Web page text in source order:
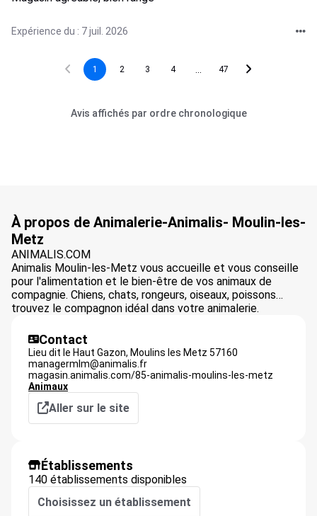
Expérience du : 7 juil. 2026
1 2 3 4 47
Avis affichés par ordre chronologique
À propos de Animalerie-Animalis- Moulin-les-
Metz
ANIMALIS.COM
Animalis Moulin-les-Metz vous accueille et vous conseille
pour l'alimentation et le bien-être de vos animaux de
compagnie. Chiens, chats, rongeurs, oiseaux, poissons…
trouvez le compagnon idéal dans votre animalerie.
Contact
Lieu dit le Haut Gazon, Moulins les Metz 57160
managermlm@animalis.fr
magasin.animalis.com/85-animalis-moulins-les-metz
Animaux
Aller sur le site
Établissements
140 établissements disponibles
Choisissez un établissement